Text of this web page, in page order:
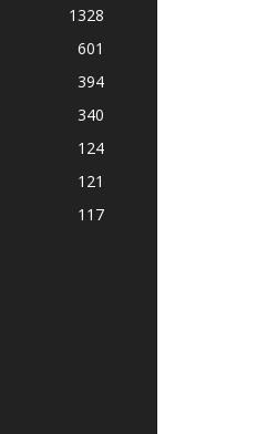
1328
601
394
340
124
121
117